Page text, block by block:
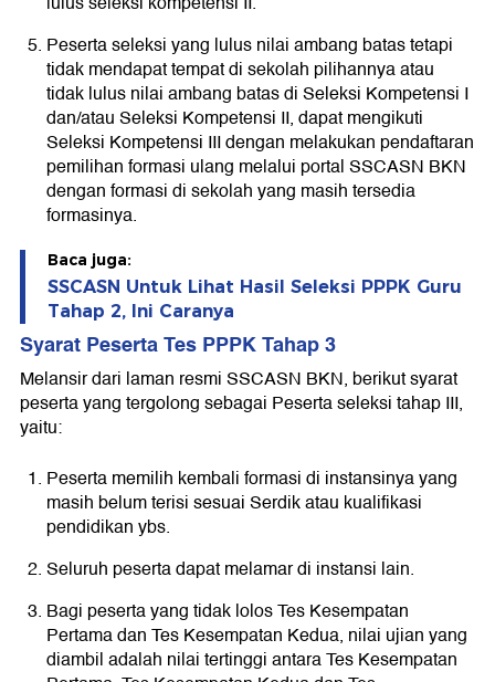
Peserta seleksi yang lulus nilai ambang batas tetapi
tidak mendapat tempat di sekolah pilihannya atau
tidak lulus nilai ambang batas di Seleksi Kompetensi I
dan/atau Seleksi Kompetensi II, dapat mengikuti
Seleksi Kompetensi III dengan melakukan pendaftaran
pemilihan formasi ulang melalui portal SSCASN BKN
dengan formasi di sekolah yang masih tersedia
formasinya.
Baca juga:
SSCASN Untuk Lihat Hasil Seleksi PPPK Guru
Tahap 2, Ini Caranya
Syarat PesertaTes PPPK Tahap 3
Melansir dari laman resmi SSCASN BKN, berikut syarat
peserta yang tergolong sebagai Peserta seleksi tahap III,
yaitu:
Peserta memilih kembali formasi di instansinya yang
masih belum terisi sesuai Serdik atau kualifikasi
pendidikan ybs.
Seluruh peserta dapat melamar di instansi lain.
Bagi peserta yang tidak lolos Tes Kesempatan
Pertama dan Tes Kesempatan Kedua, nilai ujian yang
diambil adalah nilai tertinggi antara Tes Kesempatan